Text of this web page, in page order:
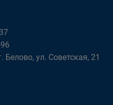
Белово, ул. Советская, 21